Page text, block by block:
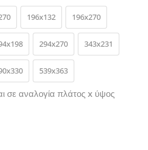
196x132 196x270
294x270 343x231
539x363
σε αναλογία πλάτος x ύψος